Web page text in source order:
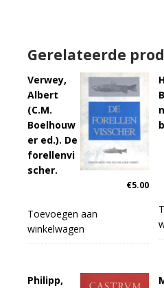
Gerelateerde
Verwey,
Albert
(C.M.
Boelhouw
er ed.). De
forellenvi
scher.
€5.00
Toevoegen aan
winkelwagen
Philipp,